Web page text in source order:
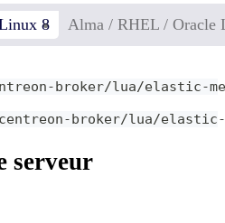
8 Alma / RHEL / Oracle
broker/lua/elastic-
broker/lua/
serveur